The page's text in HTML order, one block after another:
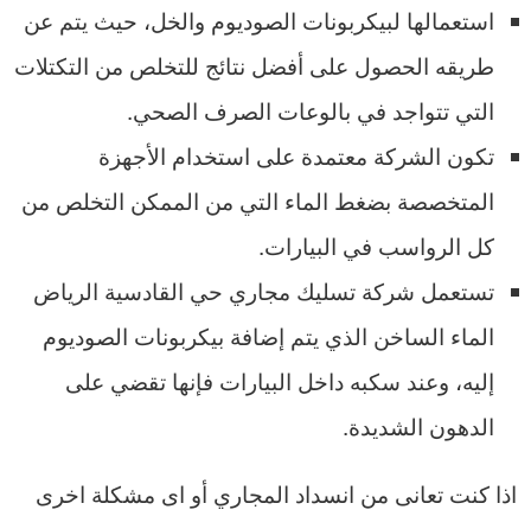
استعمالها لبيكربونات الصوديوم والخل، حيث يتم عن
طريقه الحصول على أفضل نتائج للتخلص من التكتلات
التي تتواجد في بالوعات الصرف الصحي.
تكون الشركة معتمدة على استخدام الأجهزة
المتخصصة بضغط الماء التي من الممكن التخلص من
كل الرواسب في البيارات.
تستعمل شركة تسليك مجاري حي القادسية الرياض
الماء الساخن الذي يتم إضافة بيكربونات الصوديوم
إليه، وعند سكبه داخل البيارات فإنها تقضي على
الدهون الشديدة.
اذا كنت تعانى من انسداد المجاري أو اى مشكلة اخرى